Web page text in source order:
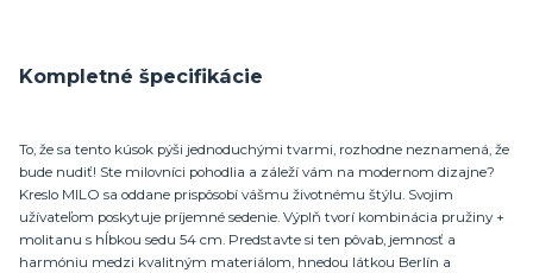
Kompletné špecifikácie
To, že sa tento kúsok pýši jednoduchými tvarmi, rozhodne neznamená, že
bude nudiť! Ste milovníci pohodlia a záleží vám na modernom dizajne?
Kreslo MILO sa oddane prispôsobí vášmu životnému štýlu. Svojim
užívateľom poskytuje príjemné sedenie. Výplň tvorí kombinácia pružiny +
molitanu s hĺbkou sedu 54 cm. Predstavte si ten pôvab, jemnosť a
harmóniu medzi kvalitným materiálom, hnedou látkou Berlín a